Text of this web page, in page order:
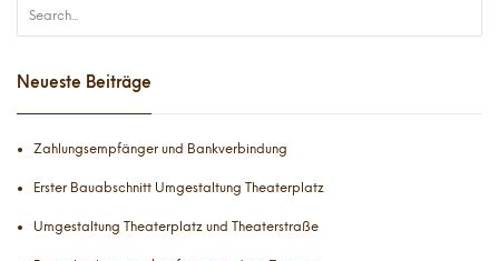
Neueste Beiträge
Zahlungsempfänger und Bankverbindung
Erster Bauabschnitt Umgestaltung Theaterplatz
Umgestaltung Theaterplatz und Theaterstraße